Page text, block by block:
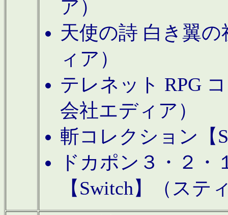
ア）
天使の詩 白き翼
ィア）
テレネット RPG
会社エディア）
斬コレクション【
ドカポン３・２
【Switch】（ステ